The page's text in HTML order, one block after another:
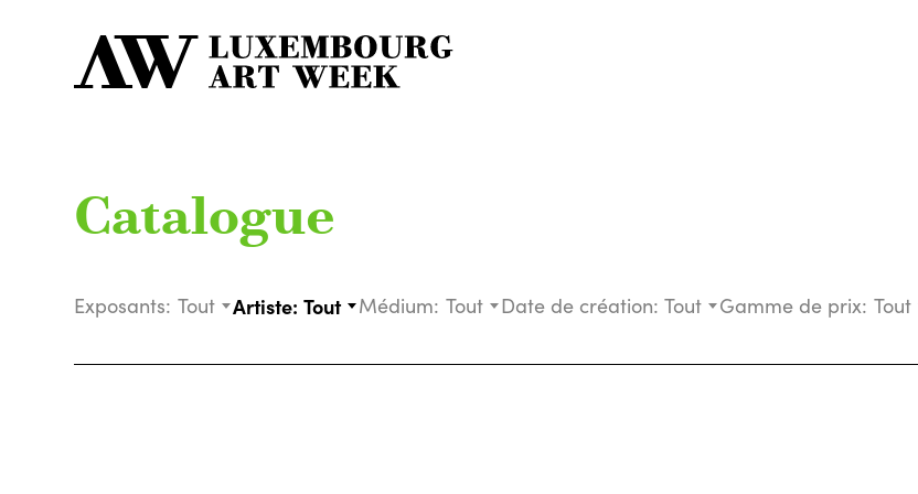
Catalogue
Exposants: Tout Artiste: Tout Médium: Tout Date de création: Tout Gamme de prix: Tout